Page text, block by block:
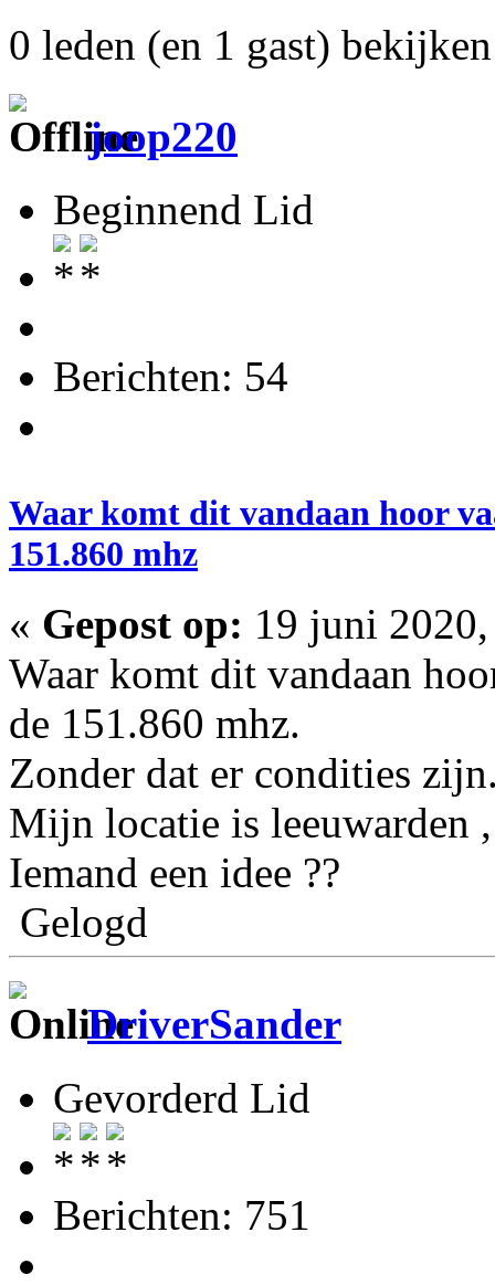
0 leden (en 1 gast)
joop220
Beginnend Lid
Berichten: 54
Waar komt dit vandaan hoor
151.860 mhz
« Gepost op: 19 juni
Waar komt dit vandaan
de 151.860 mhz.
Zonder dat er condities
Mijn locatie is leeuwarden ,
Iemand een idee ??
Gelogd
DriverSander
Gevorderd Lid
Berichten: 751